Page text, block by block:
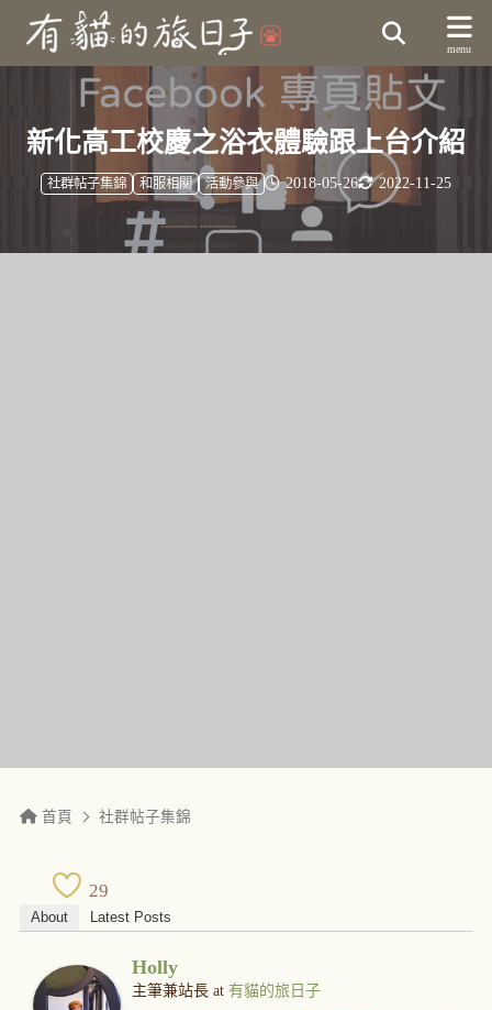
新化高工校慶之浴衣體驗跟上台介紹
2018-05-26 2022-11-25
社群帖子集錦 和服相關 活動參與
首頁 社群帖子集錦
29
About Latest Posts
Holly
主筆兼站長at 有貓的旅日子